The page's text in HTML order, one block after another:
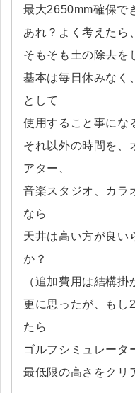
最大2650mm確保で
あれ？よく考えたら
そもそも土の除去を
基本は毎日休みなく
として
使用すること事にな
それ以外の時間を、
アター、
音楽スタジオ、カラ
なら
天井は高い方が良い
か？
（追加費用は結構掛
更に思ったが、もし
たら
ゴルフシミュレータ
最低限の高さをクリ